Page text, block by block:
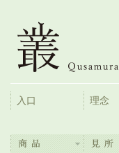
入口 理念